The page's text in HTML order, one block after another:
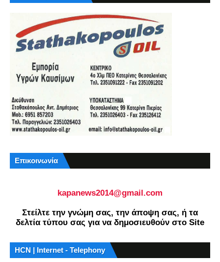
Επικοινωνία
kapanews2014@gmail.com
Στείλτε την γνώμη σας, την άποψη σας, ή τα
δελτία τύπου σας για να δημοσιευθούν στο Site
HCN | Internet - Telephony